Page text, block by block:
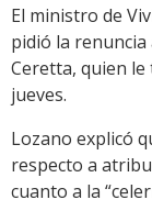
El ministro de
pidió la renuncia
Ceretta, quien
jueves.
Lozano explicó
respecto a
cuanto a la